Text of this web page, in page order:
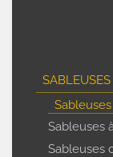
Sableuses
Sableuses